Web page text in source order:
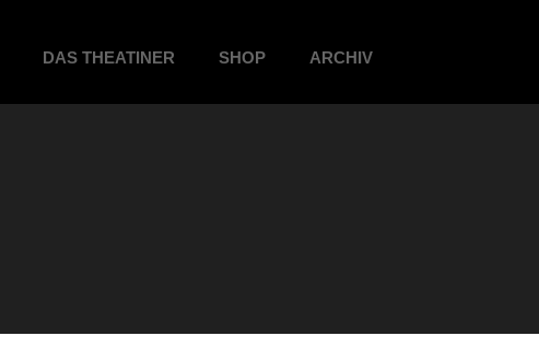
DAS THEATINER SHOP ARCHIV